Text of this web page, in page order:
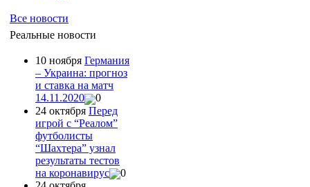
Все новости
Реальные новости
10 ноября Германия
– Украина: прогноз
и ставка на матч
14.11.2020
0
24 октября Перед
игрой с “Реалом”
футболисты
“Шахтера” узнал
результаты тестов
на коронавирус
0